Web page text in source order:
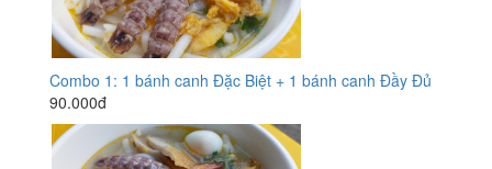
Combo 1: 1 bánh canh Đặc Biệt + 1 bánh canh Đầy Đủ
90.000đ